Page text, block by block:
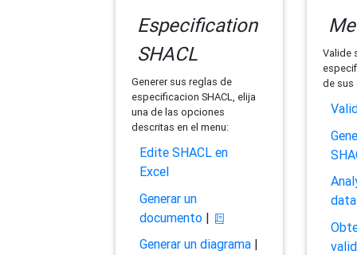
Especification
SHACL
Generer sus reglas de
especificacion SHACL, elija
una de las opciones
descritas en el menu:
Edite SHACL en
Excel
Generar un
documento|
Generar un diagrama|
Valide
de sus